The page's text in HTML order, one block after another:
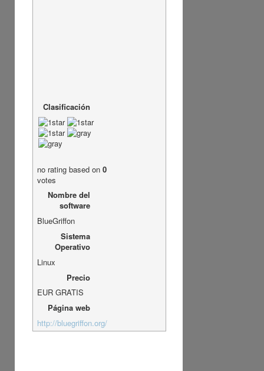
Clasificación
no ratingbased on 0
votes
Nombre del
software
BlueGriffon
Sistema
Operativo
Linux
Precio
EUR GRATIS
Página web
http://bluegriffon.org/